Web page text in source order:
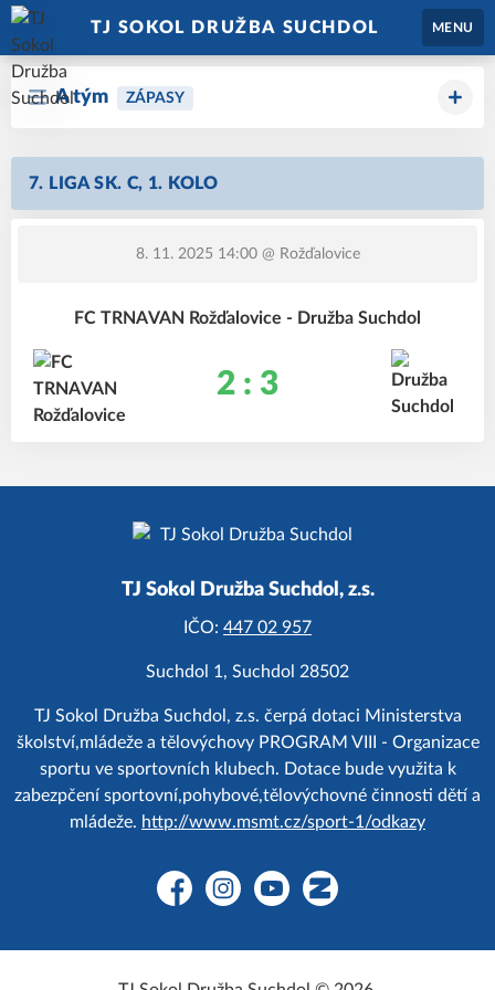
TJ SOKOL DRUŽBA SUCHDOL MENU
A tým ZÁPASY
7. LIGA SK. C, 1. KOLO
8. 11. 2025 14:00@ Rožďalovice
FC TRNAVAN Rožďalovice - Družba Suchdol
2 : 3
TJ Sokol Družba Suchdol, z.s.
IČO: 447 02 957
Suchdol 1, Suchdol 28502
TJ Sokol Družba Suchdol, z.s. čerpá dotaci Ministerstva
školství,mládeže a tělovýchovy PROGRAM VIII - Organizace
sportu ve sportovních klubech. Dotace bude využita k
zabezpčení sportovní,pohybové,tělovýchovné činnosti dětí a
mládeže. http://www.msmt.cz/sport-1/odkazy
FacebookInstagramYouTubeZonerama